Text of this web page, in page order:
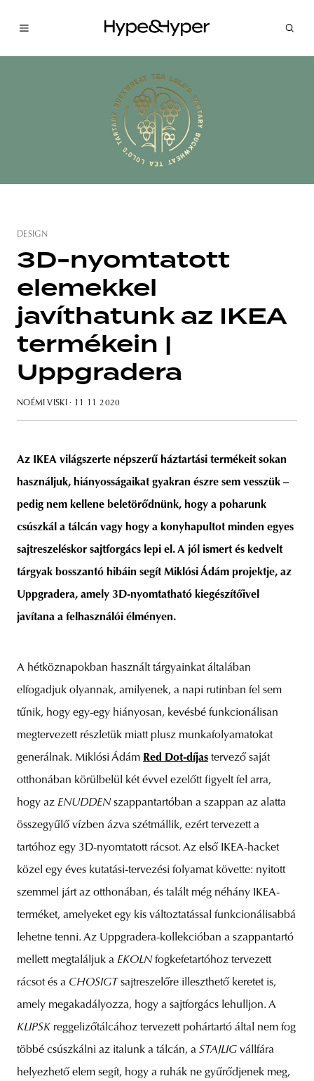
budapest
DESIGN
3D-nyomtatott
elemekkel
javíthatunk az IKEA
termékein |
Uppgradera
NOÉMI VISKI · 11 11 2020
Az IKEA világszerte népszerű háztartási termékeit sokan
használjuk, hiányosságaikat gyakran észre sem vesszük –
pedig nem kellene beletörődnünk, hogy a poharunk
csúszkál a tálcán vagy hogy a konyhapultot minden egyes
sajtreszeléskor sajtforgács lepi el. A jól ismert és kedvelt
tárgyak bosszantó hibáin segít Miklósi Ádám projektje, az
Uppgradera, amely 3D-nyomtatható kiegészítőivel
javítana a felhasználói élményen.
A hétköznapokban használt tárgyainkat általában
elfogadjuk olyannak, amilyenek, a napi rutinban fel sem
tűnik, hogy egy-egy hiányosan, kevésbé funkcionálisan
megtervezett részletük miatt plusz munkafolyamatokat
generálnak. Miklósi Ádám Red Dot-díjas tervező saját
otthonában körülbelül két évvel ezelőtt figyelt fel arra,
hogy az ENUDDEN szappantartóban a szappan az alatta
összegyűlő vízben ázva szétmállik, ezért tervezett a
tartóhoz egy 3D-nyomtatott rácsot. Az első IKEA-hacket
közel egy éves kutatási-tervezési folyamat követte: nyitott
szemmel járt az otthonában, és talált még néhány IKEA-
terméket, amelyeket egy kis változtatással funkcionálisabbá
lehetne tenni. Az Uppgradera-kollekcióban a szappantartó
mellett megtaláljuk a EKOLN fogkefetartóhoz tervezett
rácsot és a CHOSIGT sajtreszelőre illeszthető keretet is,
amely megakadályozza, hogy a sajtforgács lehulljon. A
KLIPSK reggelizőtálcához tervezett pohártartó által nem fog
többé csúszkálni az italunk a tálcán, a STAJLIG vállfára
helyezhető elem segít, hogy a ruhák ne gyűrődjenek meg,